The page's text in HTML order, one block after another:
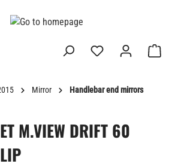
Mirror Handlebar end mirrors
M.VIEW DRIFT 60